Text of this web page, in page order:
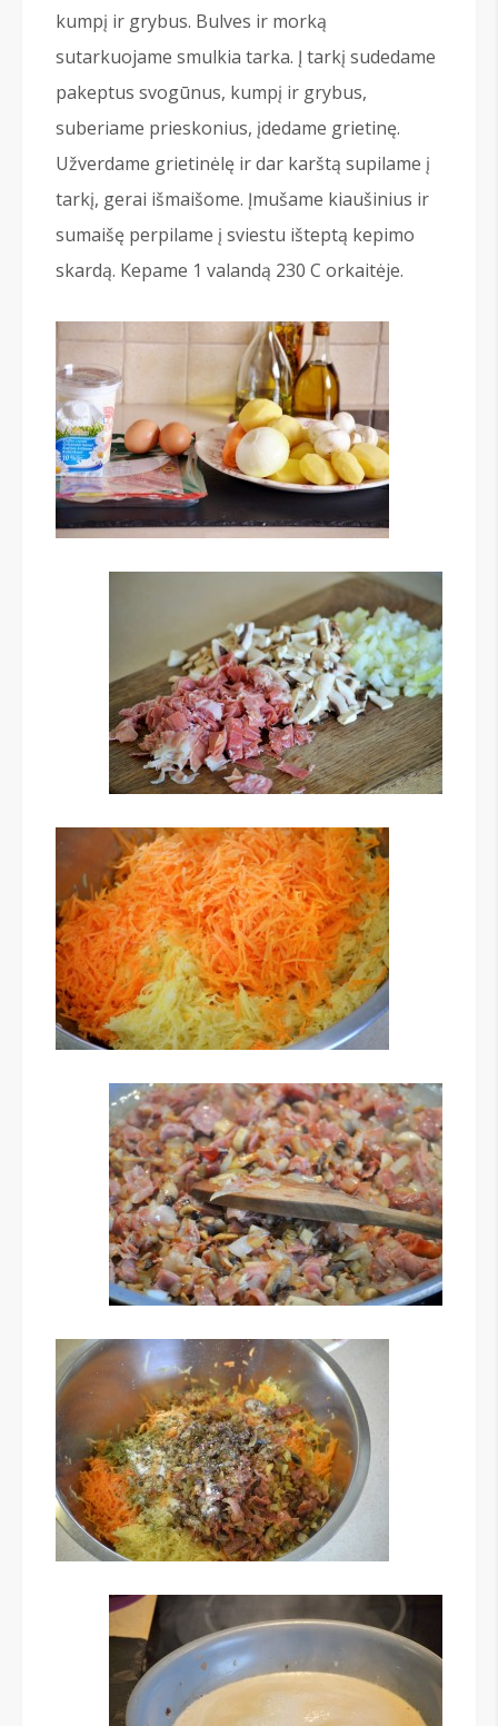
kumpį ir grybus. Bulves ir morką
sutarkuojame smulkia tarka. Į tarkį sudedame
pakeptus svogūnus, kumpį ir grybus,
suberiame prieskonius, įdedame grietinę.
Užverdame grietinėlę ir dar karštą supilame į
tarkį, gerai išmaišome. Įmušame kiaušinius ir
sumaišę perpilame į sviestu išteptą kepimo
skardą. Kepame 1 valandą 230 С orkaitėje.